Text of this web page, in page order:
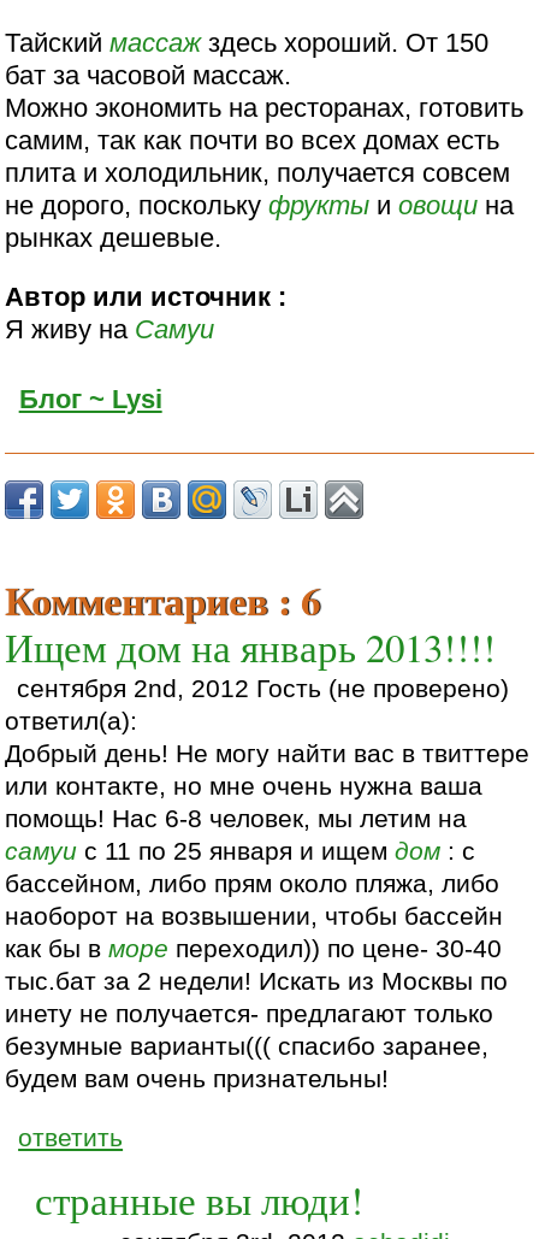
Тайскиймассажздесь хороший. От 150
бат за часовой массаж.
Можно экономить на ресторанах, готовить
самим, так как почти во всех домах есть
плита и холодильник, получается совсем
не дорого, посколькуфрукты иовощи на
рынках дешевые.
Автор или источник :
Я живу на Самуи
Блог ~ Lysi
Комментариев : 6
Ищем дом на январь 2013!!!!
сентября 2nd, 2012 Гость (не проверено)
ответил(а):
Добрый день! Не могу найти вас в твиттере
или контакте, но мне очень нужна ваша
помощь! Нас 6-8 человек, мы летим на
самуи с 11 по 25 января и ищемдом : с
бассейном, либо прям около пляжа, либо
наоборот на возвышении, чтобы бассейн
как бы вморе переходил)) по цене- 30-40
тыс.бат за 2 недели! Искать из Москвы по
инету не получается- предлагают только
безумные варианты((( спасибо заранее,
будем вам очень признательны!
ответить
странные вы люди!